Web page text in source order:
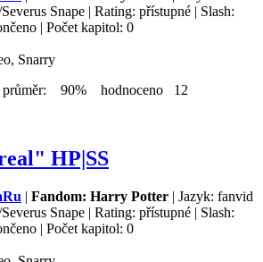
Snape | Rating: přístupné | Slash:
| Počet kapitol: 0
Snarry
průměr: 90% hodnoceno 12
HP|SS
| Fandom: Harry Potter | Jazyk: fanvid
Snape | Rating: přístupné | Slash:
| Počet kapitol: 0